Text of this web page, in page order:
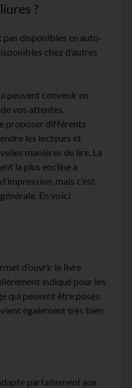
?
pas disponibles en auto-
chez d’autres
peuvent convenir en
vos attentes.
proposer différents
les lecteurs et
manières de lire. La
la plus encline à
mais c’est
En voici
d’ouvrir le livre
indiqué pour les
qui peuvent être posés
également très bien
parfaitement aux